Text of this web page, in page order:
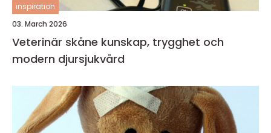
inspiration
03. March 2026
Veterinär skåne kunskap, trygghet och
modern djursjukvård